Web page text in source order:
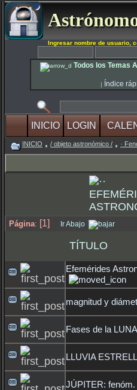
Ingresar nombre de usuario,
Todos los Temas
| Índice
INICIO LOGIN
INICIO / objeto astronómico / ·
Página: [1] Ir Abajo
TÍTULO
Efemérides
magnitud y
Fases de la
LLUVIA
JÚPITER: